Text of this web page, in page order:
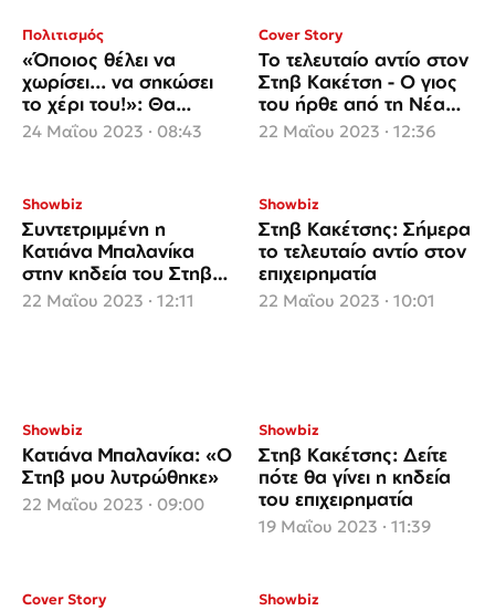
Πολιτισμός
«Όποιος θέλει να
χωρίσει... να σηκώσει
το χέρι του!»: Θα
γυρίσει όλη την Ελλάδα
24 Μαΐου 2023 · 08:43
Cover Story
Το τελευταίο αντίο στον
Στηβ Κακέτση - Ο γιος
του ήρθε από τη Νέα
Υόρκη για να τον
22 Μαΐου 2023 · 12:36
Showbiz
Συντετριμμένη η
Κατιάνα Μπαλανίκα
στην κηδεία του Στηβ
Κακέτση
22 Μαΐου 2023 · 12:11
Showbiz
Στηβ Κακέτσης: Σήμερα
το τελευταίο αντίο στον
επιχειρηματία
22 Μαΐου 2023 · 10:01
Showbiz
Κατιάνα Μπαλανίκα: «Ο
Στηβ μου λυτρώθηκε»
22 Μαΐου 2023 · 09:00
Showbiz
Στηβ Κακέτσης: Δείτε
πότε θα γίνει η κηδεία
του επιχειρηματία
19 Μαΐου 2023 · 11:39
Cover Story Showbiz